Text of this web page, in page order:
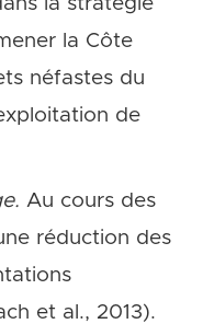
la Côte
néfastes du
de
Au cours des
réduction des
et al., 2013).